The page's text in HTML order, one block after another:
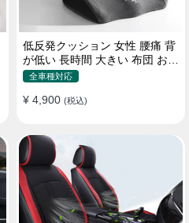
低反発クッション 女性 腰痛 背
が低い 長時間 大きい 布団 おし
ゃれ 運転 疲労回復
全車種対応
¥ 4,900 (税込)